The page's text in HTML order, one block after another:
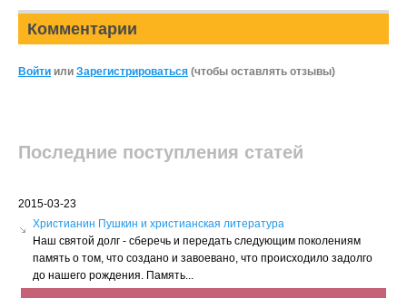
Комментарии
Войти или Зарегистрироваться (чтобы оставлять отзывы)
Последние поступления статей
2015-03-23
Христианин Пушкин и христианская литература
Наш святой долг - сберечь и передать следующим поколениям
память о том, что создано и завоевано, что происходило задолго
до нашего рождения. Память...